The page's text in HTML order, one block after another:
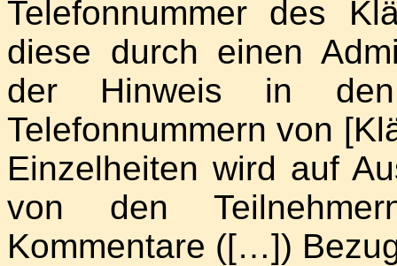
Telefonnummer des
diese durch einen
der Hinweis in den
Telefonnummern von
Einzelheiten wird auf
von den
Kommentare ([…])